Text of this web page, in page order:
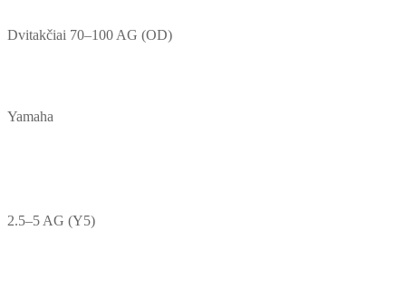
Dvitakčiai 70–100 AG (OD)
Yamaha
2.5–5 AG (Y5)